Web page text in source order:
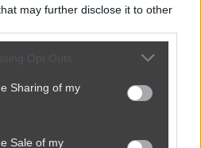
may further disclose it to other
Opt Outs
Sharing of my
Sale of my